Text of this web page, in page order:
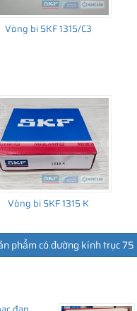
Vòng bi SKF 1315/C3
Vòng bi SKF 1315 K
phẩm có đường kính trục 75